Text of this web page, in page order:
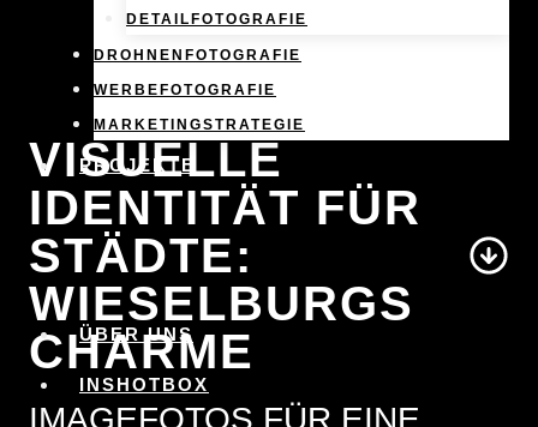
DETAILFOTOGRAFIE
DROHNENFOTOGRAFIE
WERBEFOTOGRAFIE
MARKETINGSTRATEGIE
PROJEKTE
ÜBER UNS
INSHOTBOX
VISUELLE
IDENTITÄT FÜR
STÄDTE:
WIESELBURGS
CHARME
IMAGEFOTOS FÜR EINE